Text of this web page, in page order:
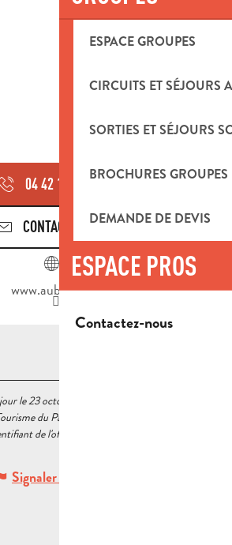
ESPACE GROUPES
CIRCUITS ET SÉJOURS
SORTIES ET SÉJOURS
BROCHURES GROUPES
DEMANDE DE DEVIS
ESPACE PROS
Contactez-nous
04 42 18 17▒▒
CONTACTEZ-NOUS
www.aubagne.fr
le 23 octobre 2020 à 15:14
du Pays d’Aubagne et de l’Étoile
de l'offre :
Signaler une erreur